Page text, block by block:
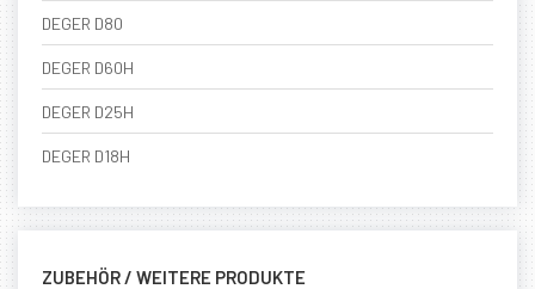
DEGER D80
DEGER D60H
DEGER D25H
DEGER D18H
ZUBEHÖR / WEITERE PRODUKTE